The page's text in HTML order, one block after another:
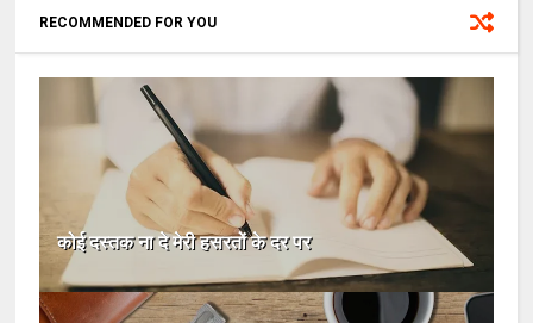
RECOMMENDED FOR YOU
कोई दस्तक ना दे मेरी हसरतों के दर पर